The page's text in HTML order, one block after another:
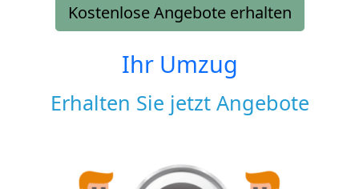
Kostenlose Angebote erhalten
Ihr Umzug
Erhalten Sie jetzt Angebote